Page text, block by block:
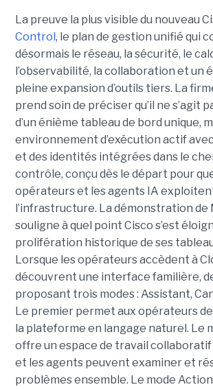
La preuve la plus visible du nouveau
Control, le plan de gestion unifié qui
désormais le réseau, la sécurité, le
l’observabilité, la collaboration et un
pleine expansion d’outils tiers. La
prend soin de préciser qu’il ne s’agit
d’un énième tableau de bord unique,
environnement d’exécution actif
et des identités intégrées dans le
contrôle, conçu dès le départ pour
opérateurs et les agents IA
l’infrastructure. La démonstration de
souligne à quel point Cisco s’est
prolifération historique de ses
Lorsque les opérateurs accèdent à
découvrent une interface familière,
proposant trois modes : Assistant,
Le premier permet aux opérateurs
la plateforme en langage naturel. Le
offre un espace de travail collaboratif
et les agents peuvent examiner et
problèmes ensemble. Le mode